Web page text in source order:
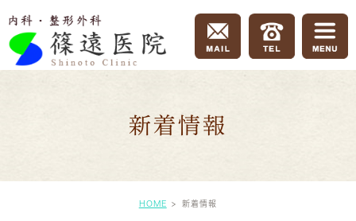
新着情報
HOME 新着情報